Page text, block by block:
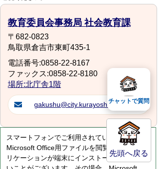
教育委員会事務局 社会教育課
〒682-0823
鳥取県倉吉市東町435-1
電話番号:0858-22-8167
ファックス:0858-22-8180
場所:北庁舎1階
gakushu@city.kurayoshi.lg.jp
スマートフォンでご利用されている場合、
Microsoft Office用ファイルを閲覧できるアプ
リケーションが端末にインストールされていな
先頭へ戻る
チャットで質問